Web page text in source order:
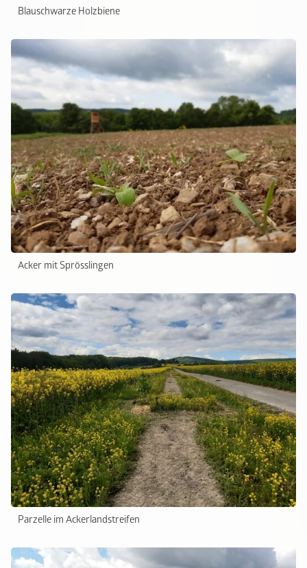
Blauschwarze Holzbiene
Acker mit Sprösslingen
Parzelle im Ackerlandstreifen